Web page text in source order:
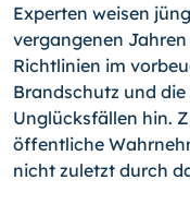
Experten weisen
vergangenen
Richtlinien im
Brandschutz und
Unglücksfällen hin.
öffentliche
nicht zuletzt durch